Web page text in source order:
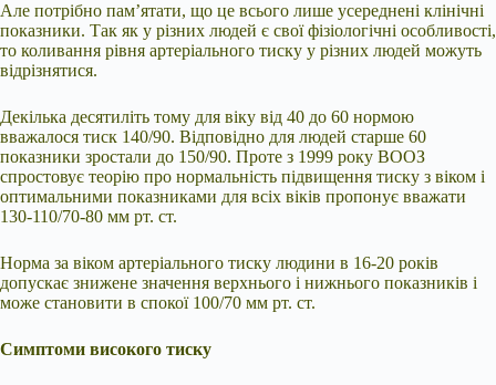
Але потрібно пам’ятати, що це всього лише усереднені клінічні
показники. Так як у різних людей є свої фізіологічні особливості,
то коливання рівня артеріального тиску у різних людей можуть
відрізнятися.
Декілька десятиліть тому для віку від 40 до 60 нормою
вважалося тиск 140/90. Відповідно для людей старше 60
показники зростали до 150/90. Проте з 1999 року ВООЗ
спростовує теорію про нормальність підвищення тиску з віком і
оптимальними показниками для всіх віків пропонує вважати
130-110/70-80 мм рт. ст.
Норма за віком артеріального тиску людини в 16-20 років
допускає знижене значення верхнього і нижнього показників і
може становити в спокої 100/70 мм рт. ст.
Симптоми високого тиску